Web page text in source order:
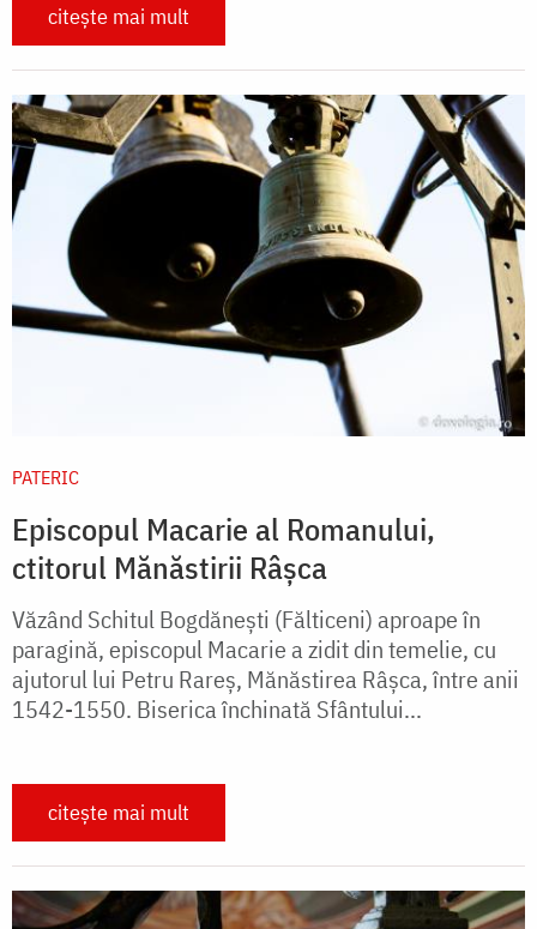
citește mai mult
PATERIC
Episcopul Macarie al Romanului,
ctitorul Mănăstirii Râșca
Văzând Schitul Bogdăneşti (Fălticeni) aproape în
paragină, episcopul Macarie a zidit din temelie, cu
ajutorul lui Petru Rareş, Mănăstirea Râşca, între anii
1542-1550. Biserica închinată Sfântului...
citește mai mult